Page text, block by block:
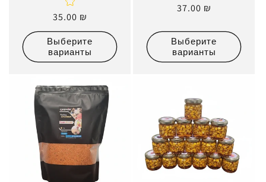
Обычная
цена
35.00 ₪
Выберите
варианты
Обычная
37.00 ₪
Выберите
варианты